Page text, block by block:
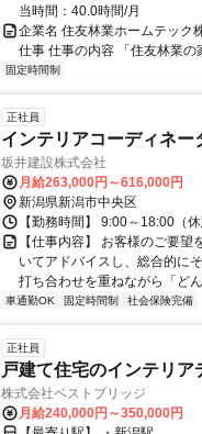
当時間：40.0時間/月
企業名 住友林業ホームテック
仕事 仕事の内容 「住友林業
固定時間制
正社員
インテリアコーディネー
坂井建設株式会社
月給263,000円～616,000円
新潟県新潟市中央区
【勤務時間】 9:00～18:00（
【仕事内容】 お客様のご要
いてアドバイスし、総合的に
打ち合わせを重ねながら「ど
車通勤OK 固定時間制 社会保険完備
正社員
戸建て住宅のインテリア
株式会社ベストブリッジ
月給240,000円～350,000円